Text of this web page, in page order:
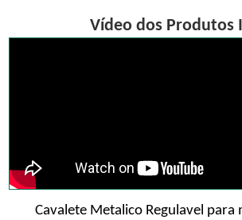
Vídeo dos Produtos
Cavalete Metalico Regulavel para